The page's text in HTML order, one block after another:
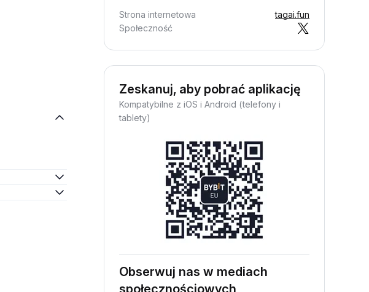
Strona internetowa
tagai.fun
Społeczność
Zeskanuj, aby pobrać aplikację
Kompatybilne z iOS i Android (telefony i
tablety)
Obserwuj nas w mediach
społecznościowych